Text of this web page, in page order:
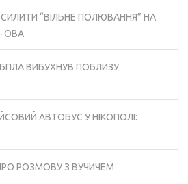
“ВІЛЬНЕ ПОЛЮВАННЯ” НА
ОВА
ВИБУХНУВ ПОБЛИЗУ
АВТОБУС У НІКОПОЛІ:
РОЗМОВУ З ВУЧИЧЕМ